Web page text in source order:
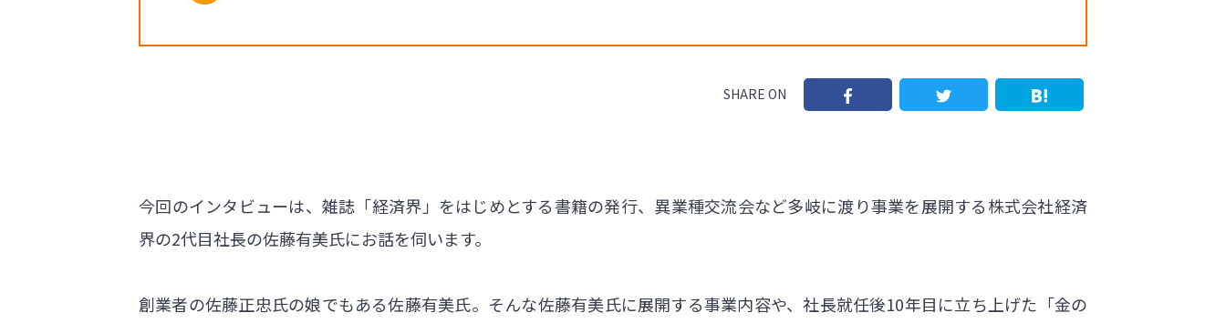
SHARE ON
今回のインタビューは、雑誌「経済界」をはじめとする書籍の発行、異業種交流会など多岐に渡り事業を展開する株式会社経済
界の2代目社長の佐藤有美氏にお話を伺います。
創業者の佐藤正忠氏の娘でもある佐藤有美氏。そんな佐藤有美氏に展開する事業内容や、社長就任後10年目に立ち上げた「金の